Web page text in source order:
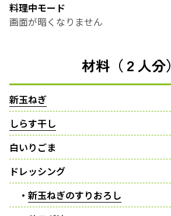
料理中モード
画面が暗くなりません
材料（２人分）
新玉ねぎ
しらす干し
白いりごま
ドレッシング
・ 新玉ねぎのすりおろし